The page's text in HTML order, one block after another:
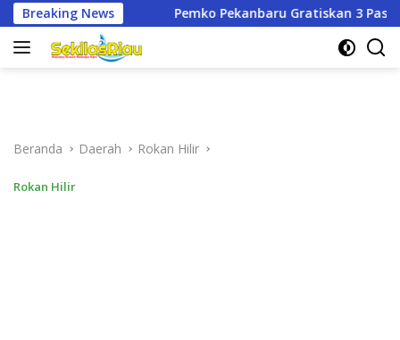
Langsung
ke
konten
Breaking News
Pekanbaru Gratiskan 3 Pasang Seragam Sekolah untuk
Beranda Daerah Rokan Hilir
Rokan Hilir